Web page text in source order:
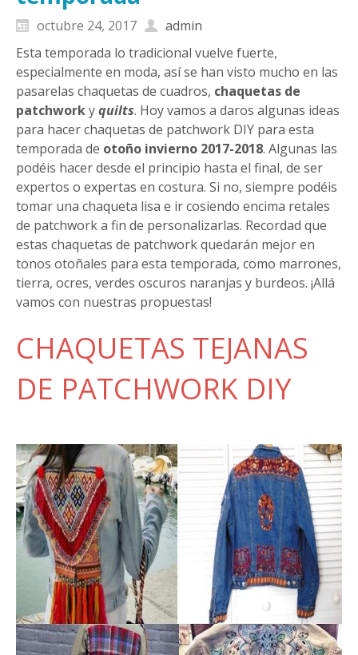
octubre 24, 2017
admin
Esta temporada lo tradicional vuelve fuerte,
especialmente en moda, así se han visto mucho en las
pasarelas chaquetas de cuadros, chaquetas de
patchworkyquilts. Hoy vamos a daros algunas ideas
para hacer chaquetas de patchwork DIY para esta
temporada de otoño invierno 2017-2018. Algunas las
podéis hacer desde el principio hasta el final, de ser
expertos o expertas en costura. Si no, siempre podéis
tomar una chaqueta lisa e ir cosiendo encima retales
de patchwork a fin de personalizarlas. Recordad que
estas chaquetas de patchwork quedarán mejor en
tonos otoñales para esta temporada, como marrones,
tierra, ocres, verdes oscuros naranjas y burdeos. ¡Allá
vamos con nuestras propuestas!
CHAQUETAS TEJANAS
DE PATCHWORK DIY